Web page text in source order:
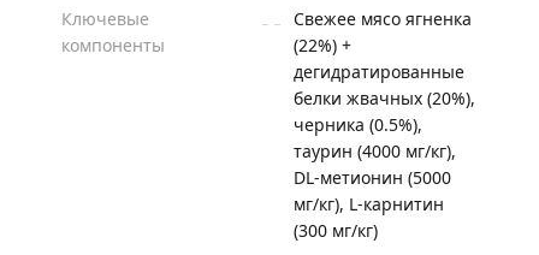
Ключевые
компоненты
Свежее мясо ягненка
(22%) +
дегидратированные
белки жвачных (20%),
черника (0.5%),
таурин (4000 мг/кг),
DL-метионин (5000
мг/кг), L-карнитин
(300 мг/кг)